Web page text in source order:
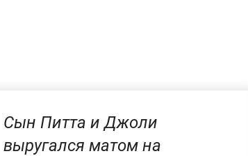
Сын Питта и Джоли
выругался матом на